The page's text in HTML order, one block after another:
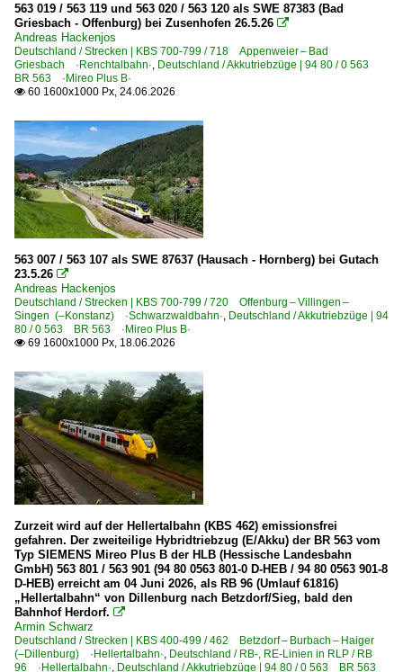
Berlin und Brandenburg
S-Bahnen und Regionalstadtbahnen
Regio S-Bahn BW ·RS·
Strecken | KBS 200-299
205 'nord' B.-Nordbahnhof ⨯ Birkenwerder – Neustrelitz
209.12 Löwenberg – Templin ⨯ Prenzlau
209.26 B.-Ostbahnhof – B.-Lichtenberg – Strausberg –
209.36 Grunow – Storkow (Mark) – Königs Wusterhausen
209.60 Eberswalde – Wriezen – Frankfurt (Oder)
Strecken | KBS 400-499
460 (Köln–) Betzdorf – Siegen ·Siegstrecke·
461 Limburg – Westerburg – Altenkirchen
462 Betzdorf – Burbach – Haiger (–Dillenburg)
Strecken | KBS 700-799
702 Karlsruhe – Ettlingen – Rastatt – Offenburg
718 Appenweier – Bad Griesbach ·Renchtalbahn·
720 Offenburg – Villingen – Singen (–Konstanz)
776 (Zuffenhausen–) Weil der Stadt – Calw ·württ.
Unternehmen (A - K)
Beacon Rail Capital Europe GmbH, München
HLB Hessenbahn GmbH, Frankfurt/M. ·HEB·
Unternehmen (L - Z)
563 019 / 563 119 und 563 020 / 563 120 als SWE 87383 (Bad
Griesbach - Offenburg) bei Zusenhofen 26.5.26 
Andreas Hackenjos
Deutschland / Strecken | KBS 700-799 / 718 Appenweier – Bad
Griesbach ·Renchtalbahn·, Deutschland / Akkutriebzüge | 94 80 / 0 563
BR 563 ·Mireo Plus B·
 60 1600x1000 Px, 24.06.2026
563 007 / 563 107 als SWE 87637 (Hausach - Hornberg) bei Gutach
23.5.26 
Andreas Hackenjos
Deutschland / Strecken | KBS 700-799 / 720 Offenburg – Villingen –
Singen (–Konstanz) ·Schwarzwaldbahn·, Deutschland / Akkutriebzüge | 94
80 / 0 563 BR 563 ·Mireo Plus B·
 69 1600x1000 Px, 18.06.2026
Zurzeit wird auf der Hellertalbahn (KBS 462) emissionsfrei
gefahren. Der zweiteilige Hybridtriebzug (E/Akku) der BR 563 vom
Typ SIEMENS Mireo Plus B der HLB (Hessische Landesbahn
GmbH) 563 801 / 563 901 (94 80 0563 801-0 D-HEB / 94 80 0563 901-8
D-HEB) erreicht am 04 Juni 2026, als RB 96 (Umlauf 61816)
„Hellertalbahn“ von Dillenburg nach Betzdorf/Sieg, bald den
Bahnhof Herdorf. 
Armin Schwarz
Deutschland / Strecken | KBS 400-499 / 462 Betzdorf – Burbach – Haiger
(–Dillenburg) ·Hellertalbahn·, Deutschland / RB-, RE-Linien in RLP / RB
96 ·Hellertalbahn·, Deutschland / Akkutriebzüge | 94 80 / 0 563 BR 563